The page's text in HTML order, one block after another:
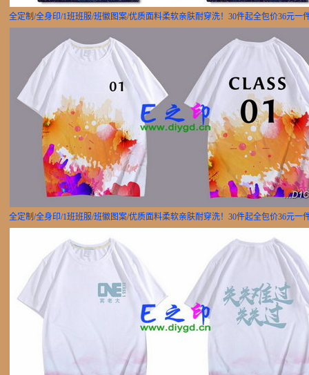
全定制/全身印/1班班服/班徽图案/优质面料柔软亲肤耐穿洗！30件起全包价36元一
全定制/全身印/1班班服/班徽图案/优质面料柔软亲肤耐穿洗！30件起全包价36元一